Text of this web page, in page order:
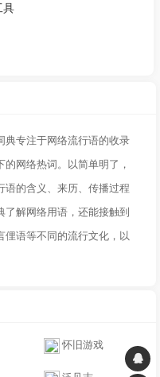
具
典专注于网络流行语的收录
网络热词。以简单明了，
语的含义、来历、传播过程
了解网络用语，还能接触到
语等不同的流行文化，以
怀旧游戏